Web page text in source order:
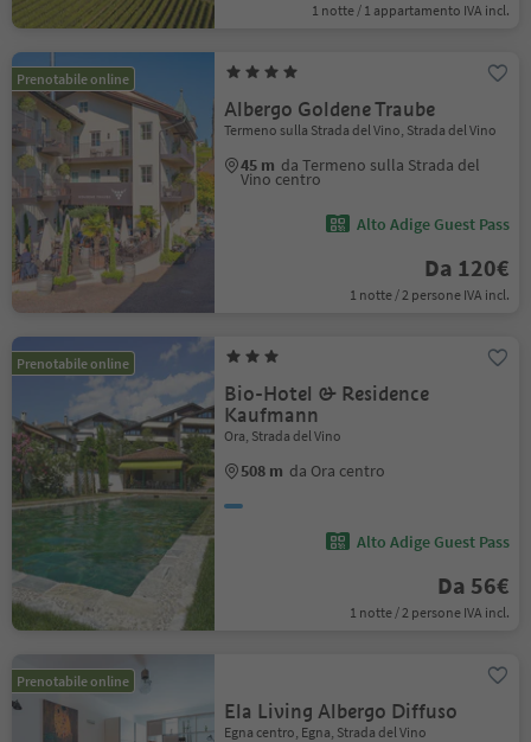
1 notte / 1 appartamento IVA incl.
Prenotabile online
Albergo Goldene Traube
Termeno sulla Strada del Vino, Strada del Vino
45 m da Termeno sulla Strada del
Vino centro
Alto Adige Guest Pass
Da 120€
1 notte / 2 persone IVA incl.
Prenotabile online
Bio-Hotel & Residence
Kaufmann
Ora, Strada del Vino
508 m da Ora centro
Alto Adige Guest Pass
Da 56€
1 notte / 2 persone IVA incl.
Prenotabile online
Ela Living Albergo Diffuso
Egna centro, Egna, Strada del Vino